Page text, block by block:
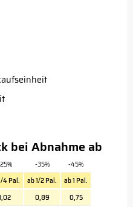
bei Abnahme ab
-35%
-45%
4 Pal. ab 1/2 Pal.
ab 1 Pal.
0,89 0,75